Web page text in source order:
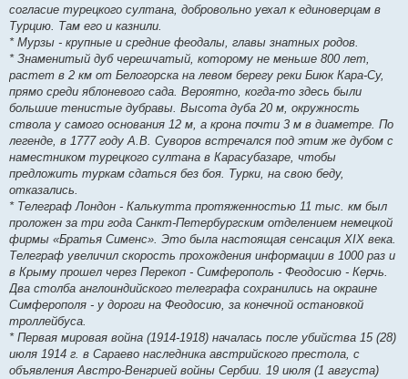
согласие турецкого султана, добровольно уехал к единоверцам в
Турцию. Там его и казнили.
* Мурзы - крупные и средние феодалы, главы знатных родов.
* Знаменитый дуб черешчатый, которому не меньше 800 лет,
растет в 2 км от Белогорска на левом берегу реки Биюк Кара-Су,
прямо среди яблоневого сада. Вероятно, когда-то здесь были
большие тенистые дубравы. Высота дуба 20 м, окружность
ствола у самого основания 12 м, а крона почти 3 м в диаметре. По
легенде, в 1777 году А.В. Суворов встречался под этим же дубом с
наместником турецкого султана в Карасубазаре, чтобы
предложить туркам сдаться без боя. Турки, на свою беду,
отказались.
* Телеграф Лондон - Калькутта протяженностью 11 тыс. км был
проложен за три года Санкт-Петербургским отделением немецкой
фирмы «Братья Сименс». Это была настоящая сенсация XIX века.
Телеграф увеличил скорость прохождения информации в 1000 раз и
в Крыму прошел через Перекоп - Симферополь - Феодосию - Керчь.
Два столба англоиндийского телеграфа сохранились на окраине
Симферополя - у дороги на Феодосию, за конечной остановкой
троллейбуса.
* Первая мировая война (1914-1918) началась после убийства 15 (28)
июля 1914 г. в Сараево наследника австрийского престола, с
объявления Австро-Венгрией войны Сербии. 19 июля (1 августа)